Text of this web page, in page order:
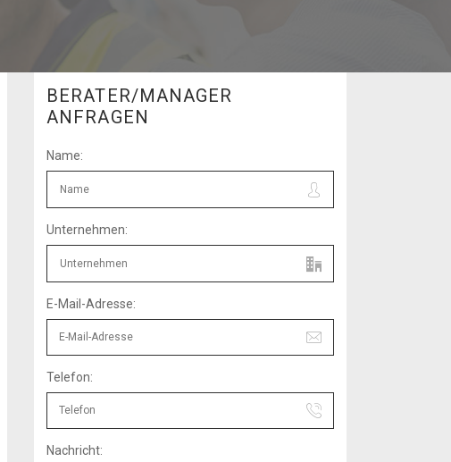
BERATER/MANAGER
ANFRAGEN
Name:
Unternehmen:
E-Mail-Adresse:
Telefon:
Nachricht: